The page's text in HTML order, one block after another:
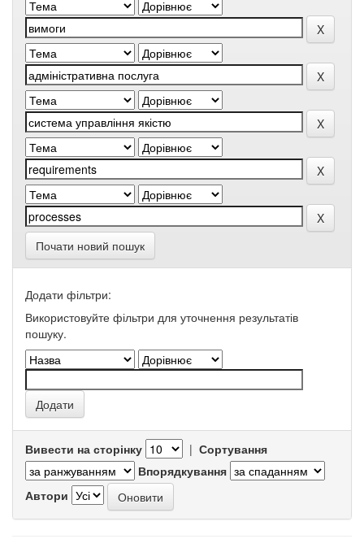
Почати новий пошук
Додати фільтри:
Використовуйте фільтри для уточнення результатів
пошуку.
Вивести на сторінку | Сортування
Впорядкування
Автори